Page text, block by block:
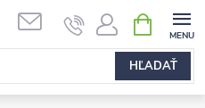
HĽADAŤ
KOŠÍK